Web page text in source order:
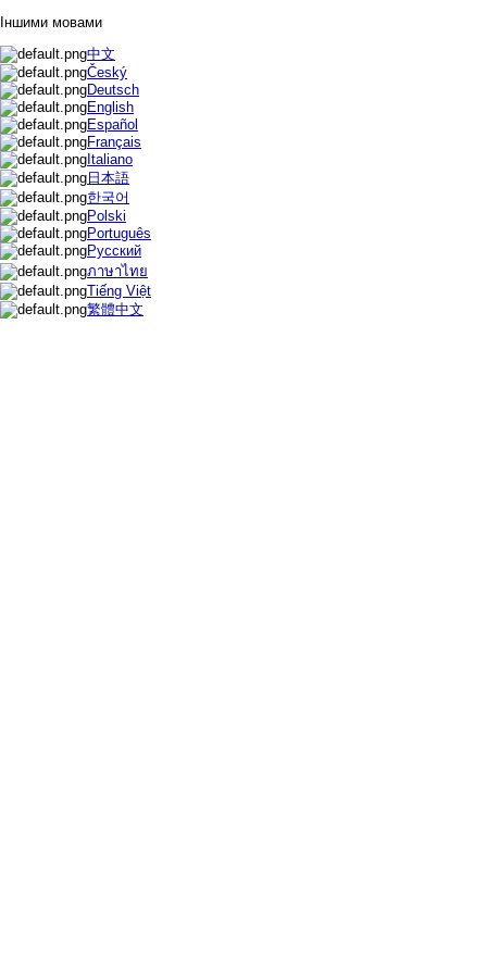
Іншими мовами
中文
Český
Deutsch
English
Español
Français
Italiano
日本語
한국어
Polski
Português
Русский
ภาษาไทย
Tiếng Việt
繁體中文